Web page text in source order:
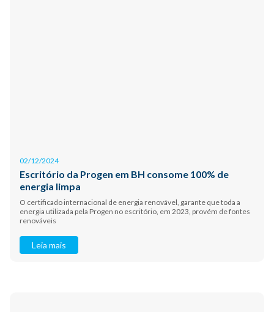
02/12/2024
Escritório da Progen em BH consome 100% de
energia limpa
O certificado internacional de energia renovável, garante que toda a
energia utilizada pela Progen no escritório, em 2023, provém de fontes
renováveis
Leia mais